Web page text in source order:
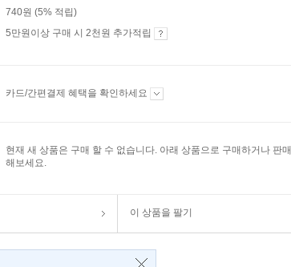
740원 (5% 적립)
5만원이상 구매 시 2천원 추가적립
카드/간편결제 혜택을 확인하세요
현재 새 상품은 구매 할 수 없습니다. 아래 상품으로 구매하거나 판매
해보세요.
이 상품을 팔기